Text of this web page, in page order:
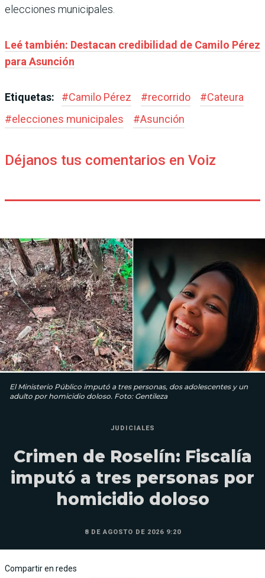
elecciones municipales.
Leé también: Destacan credibilidad de Camilo Pérez
para Asunción
Etiquetas: #Camilo Pérez #recorrido #Cateura
#elecciones municipales #Asunción
Déjanos tus comentarios en Voiz
El Ministerio Público imputó a tres personas, dos adolescentes y un
adulto por homicidio doloso. Foto: Gentileza
JUDICIALES
Crimen de Roselín: Fiscalía
imputó a tres personas por
homicidio doloso
8 DE AGOSTO DE 2026 9:20
Compartir en redes